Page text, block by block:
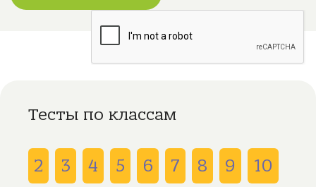
Тесты по классам
2 3 4 5 6 7 8 9
10